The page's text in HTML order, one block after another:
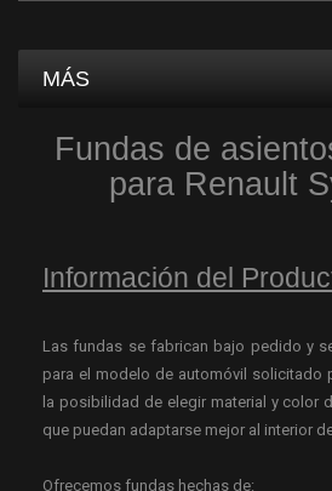
MÁS
Fundas de
para Renault
Información del
Las fundas se fabrican bajo pedido y
para el modelo de automóvil solicitado
la posibilidad de elegir material y color
que puedan adaptarse mejor al interior
Ofrecemos fundas hechas de: